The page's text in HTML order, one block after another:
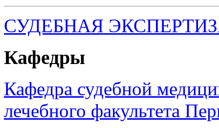
СУДЕБНАЯ
Кафедры
Кафедра судебной
лечебного факультета